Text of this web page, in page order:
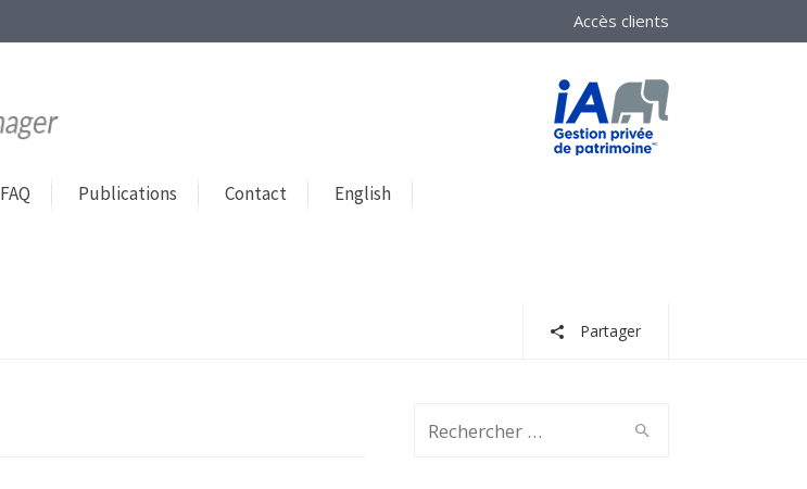
Accès clients
FAQ Publications Contact English
Partager